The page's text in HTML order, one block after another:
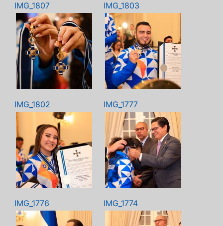
IMG_1807 IMG_1803
IMG_1802 IMG_1777
IMG_1776 IMG_1774